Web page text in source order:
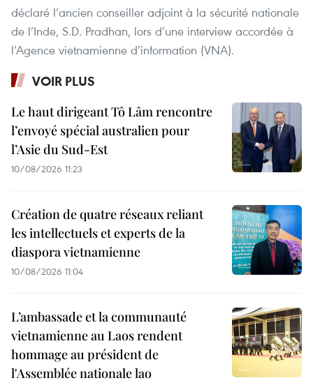
déclaré l’ancien conseiller adjoint à la sécurité nationale
de l’Inde, S.D. Pradhan, lors d’une interview accordée à
l’Agence vietnamienne d’information (VNA).
VOIR PLUS
Le haut dirigeant Tô Lâm rencontre
l’envoyé spécial australien pour
l’Asie du Sud-Est
10/08/2026 11:23
Création de quatre réseaux reliant
les intellectuels et experts de la
diaspora vietnamienne
10/08/2026 11:04
L’ambassade et la communauté
vietnamienne au Laos rendent
hommage au président de
l'Assemblée nationale lao